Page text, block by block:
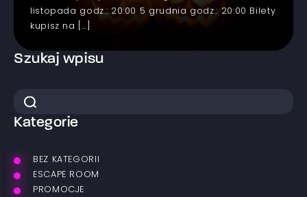
listopada godz.: 20:00 5 grudnia godz.: 20:00 Bilety
kupisz na […]
Szukaj wpisu
Kategorie
BEZ KATEGORII
ESCAPE ROOM
PROMOCJE